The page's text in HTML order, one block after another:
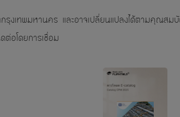
ตกรุงเทพมหานคร และอาจเปลี่ยนแปลงได้ตา
อโดยการเชื่อม